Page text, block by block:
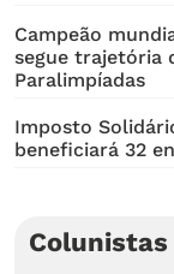
Campeão
segue trajetória
Paralimpíadas
Imposto
beneficiará 32
Colunistas